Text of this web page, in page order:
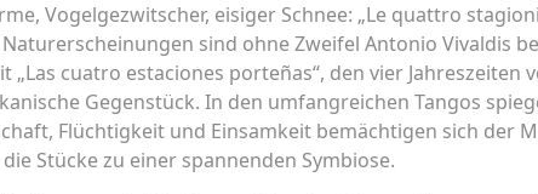
Vogelgezwitscher, eisiger Schnee: „Le quattro
sind ohne Zweifel Antonio Vivaldis
„Las cuatro estaciones porteñas“, den vier Jahreszeiten
Gegenstück. In den umfangreichen Tangos
Flüchtigkeit und Einsamkeit bemächtigen sich der
Stücke zu einer spannenden Symbiose.